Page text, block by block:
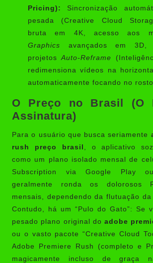
Pricing):
Sincronização
pesada (Creative Cloud
bruta em 4K, acesso aos
Graphics avançados em
projetosAuto-Reframe
redimensiona vídeos na
automaticamente focando no
O Preço no Brasil (O
Assinatura)
Para o usuário que busca seriamente
rush preço brasil
, o aplicativo
como um plano isolado mensal de
Subscription via Google Play
geralmente ronda os dolorosos
mensais, dependendo da flutuação
Contudo, há um “Pulo do Gato”: Se
pesado plano original doadobe
ou o vasto pacote “Creative Cloud
Adobe Premiere Rush (completo e
magicamente incluso de graça